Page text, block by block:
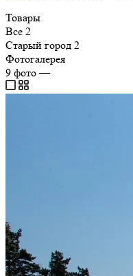
Товары
Все 2
Старый город 2
Фотогалерея
9 фото—